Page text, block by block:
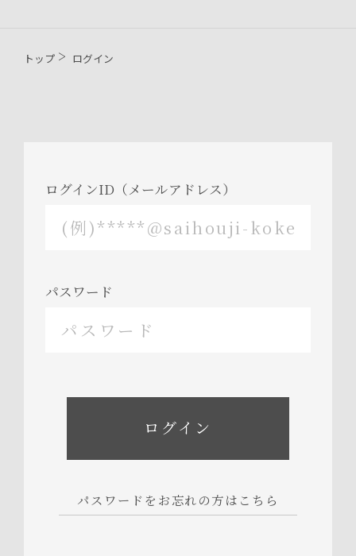
トップ ログイン
ログインID（メールアドレス）
パスワード
パスワードをお忘れの方はこちら